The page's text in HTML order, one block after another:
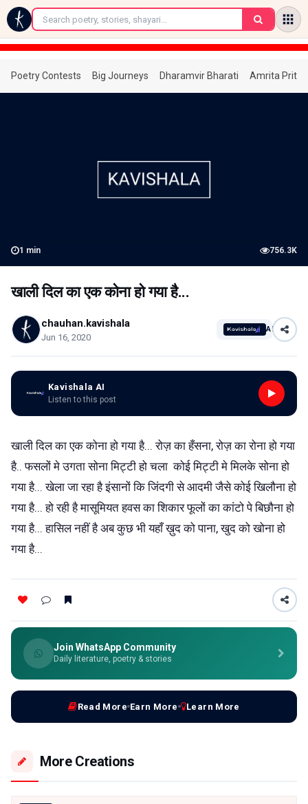
←
Poetry Contests Big Journeys Dharamvir Bharati Amrita
1 min 756.3K
खाली दिल का एक कोना हो गया है...
chauhan.kavishala
Jun 16, 2020
AI
Kavishala AI
Listen to this post
खाली दिल का एक कोना हो गया है... रोज़ का हँसना, रोज़ का रोना हो गया
है.. फसलों मे उगता सोना मिट्टी हो चला कोई मिट्टी मे मिलके सोना हो
गया है... खेला जा रहा है इंसानों कि जिंदगी से आदमी जैसे कोई खिलौना हो
गया है... हो रही है मासूमियत हवस का शिकार फूलों का कांटो पे बिछौना हो
गया है... हासिल नहीं है अब कुछ भी यहाँ ख़ुद को पाना, खुद को खोना हो
गया है...
Join WhatsApp Community
Daily literature, poetry & stories
Read More Earn More Learn More
More Creations